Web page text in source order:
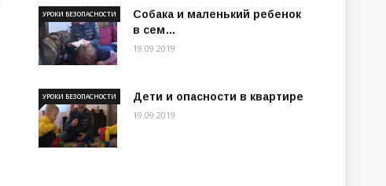
Собака и маленький ребенок
в сем…
УРОКИ БЕЗОПАСНОСТИ
19.09.2019
Дети и опасности в квартире
УРОКИ БЕЗОПАСНОСТИ
19.09.2019